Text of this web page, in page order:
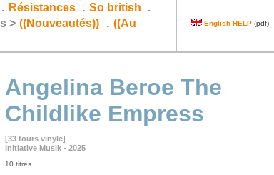
. Résistances . So british
.
> ((Nouveautés)) . ((Au
English HELP (pdf)
Angelina Beroe The
Childlike Empress
[33 tours vinyle]
Initiative Musik - 2025
10 titres